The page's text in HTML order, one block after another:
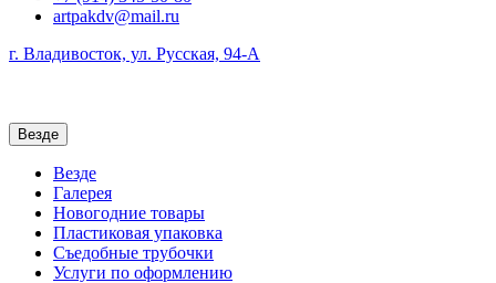
artpakdv@mail.ru
г. Владивосток, ул. Русская, 94-А
Везде
Везде
Галерея
Новогодние товары
Пластиковая упаковка
Съедобные трубочки
Услуги по оформлению